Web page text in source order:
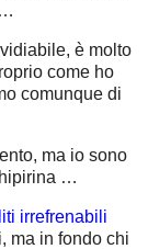
è molto
come ho
comunque di
ma io sono
…
irrefrenabili
ma in fondo chi